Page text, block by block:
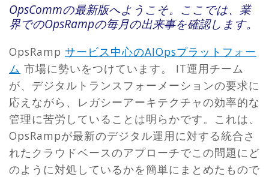
OpsCommの最新版へようこそ。ここでは、業
界でのOpsRampの毎月の出来事を確認します。
OpsRamp サービス中心のAIOpsプラットフォー
ム 市場に勢いをつけています。 IT運用チーム
が、デジタルトランスフォーメーションの要求に
応えながら、レガシーアーキテクチャの効率的な
管理に苦労していることは明らかです。これは、
OpsRampが最新のデジタル運用に対する統合さ
れたクラウドベースのアプローチでこの問題にど
のように対処しているかを簡単にまとめたもので